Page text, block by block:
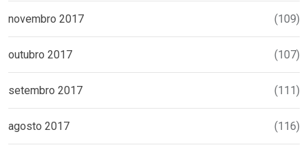
novembro 2017 (109)
outubro 2017 (107)
setembro 2017 (111)
agosto 2017 (116)